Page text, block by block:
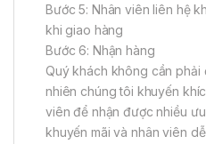
Bước 5: Nhân viên liên hệ
khi giao hàng
Bước 6: Nhận hàng
Quý khách không cần phải
nhiên chúng tôi khuyến
viên để nhận được nhiều
khuyến mãi và nhân viên